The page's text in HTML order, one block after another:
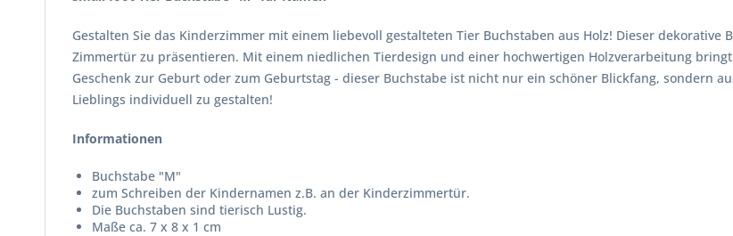
Gestalten Sie das Kinderzimmer mit einem liebevoll gestalteten Tier Buchstaben aus Holz! Dieser
Zimmertür zu präsentieren. Mit einem niedlichen Tierdesign und einer hochwertigen Holzverarbeitung
Geschenk zur Geburt oder zum Geburtstag - dieser Buchstabe ist nicht nur ein schöner Blickfang, sondern
Lieblings individuell zu gestalten!
Informationen
Buchstabe "M"
zum Schreiben der Kindernamen z.B. an der Kinderzimmertür.
Die Buchstaben sind tierisch Lustig.
Maße ca. 7 x 8 x 1 cm